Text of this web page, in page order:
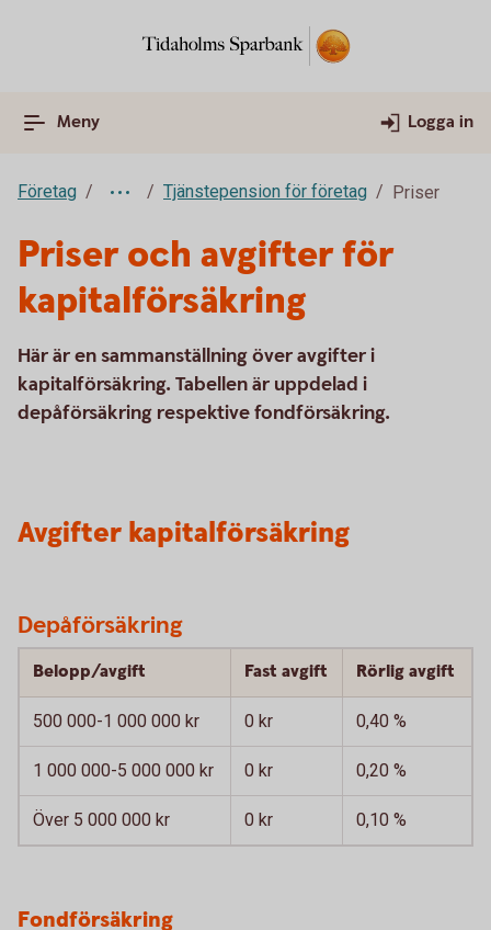
Meny Logga in
Företag Tjänstepension för företag Priser
Priser och avgifter för
kapitalförsäkring
Här är en sammanställning över avgifter i
kapitalförsäkring. Tabellen är uppdelad i
depåförsäkring respektive fondförsäkring.
Avgifter kapitalförsäkring
Depåförsäkring
Belopp/avgift Fast avgift Rörlig avgift
500 000-1 000 000 kr 0 kr 0,40 %
1 000 000-5 000 000 kr 0 kr 0,20 %
Över 5 000 000 kr 0 kr 0,10 %
Fondförsäkring